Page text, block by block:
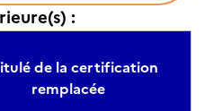
:
de la certification
remplacée